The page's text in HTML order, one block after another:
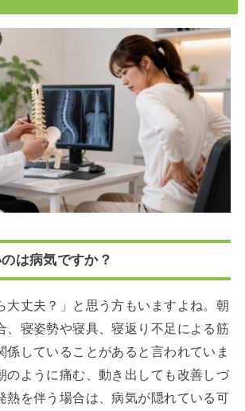
は病気ですか？
大丈夫？」と思う方もいますよね。朝
、寝姿勢や寝具、寝返り不足による筋
係していることがあると言われていま
のように痛む、動き出しても改善しづ
熱を伴う場合は、病気が隠れている可